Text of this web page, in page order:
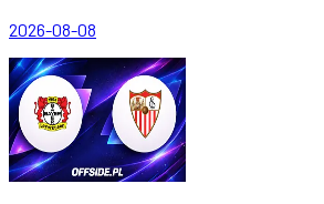
2026-08-08